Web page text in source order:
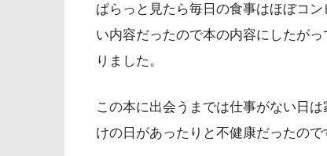
ぱらっと見たら毎日の食事はほぼコ
い内容だったので本の内容にしたが
りました。
この本に出会うまでは仕事がない日
けの日があったりと不健康だったので